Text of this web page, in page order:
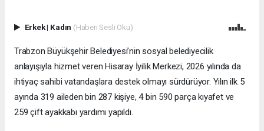
Erkek| Kadın (Haberi Sesli Oku)
Trabzon Büyükşehir Belediyesi’nin sosyal belediyecilik
anlayışıyla hizmet veren Hisaray İyilik Merkezi, 2026 yılında da
ihtiyaç sahibi vatandaşlara destek olmayı sürdürüyor. Yılın ilk 5
ayında 319 aileden bin 287 kişiye, 4 bin 590 parça kıyafet ve
259 çift ayakkabı yardımı yapıldı.